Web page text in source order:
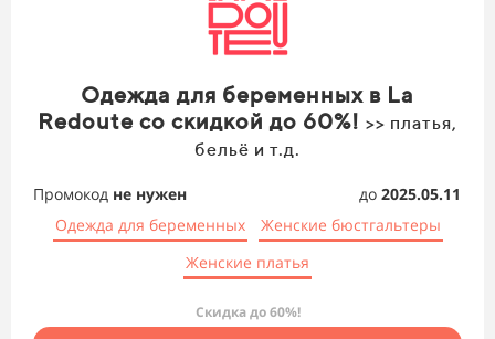
Одежда для беременных в La
Redoute со скидкой до 60%! >> платья,
бельё и т.д.
Промокод не нужен до 2025.05.11
Одежда для беременных
Женские бюстгальтеры
Женские платья
Скидка до 60%!